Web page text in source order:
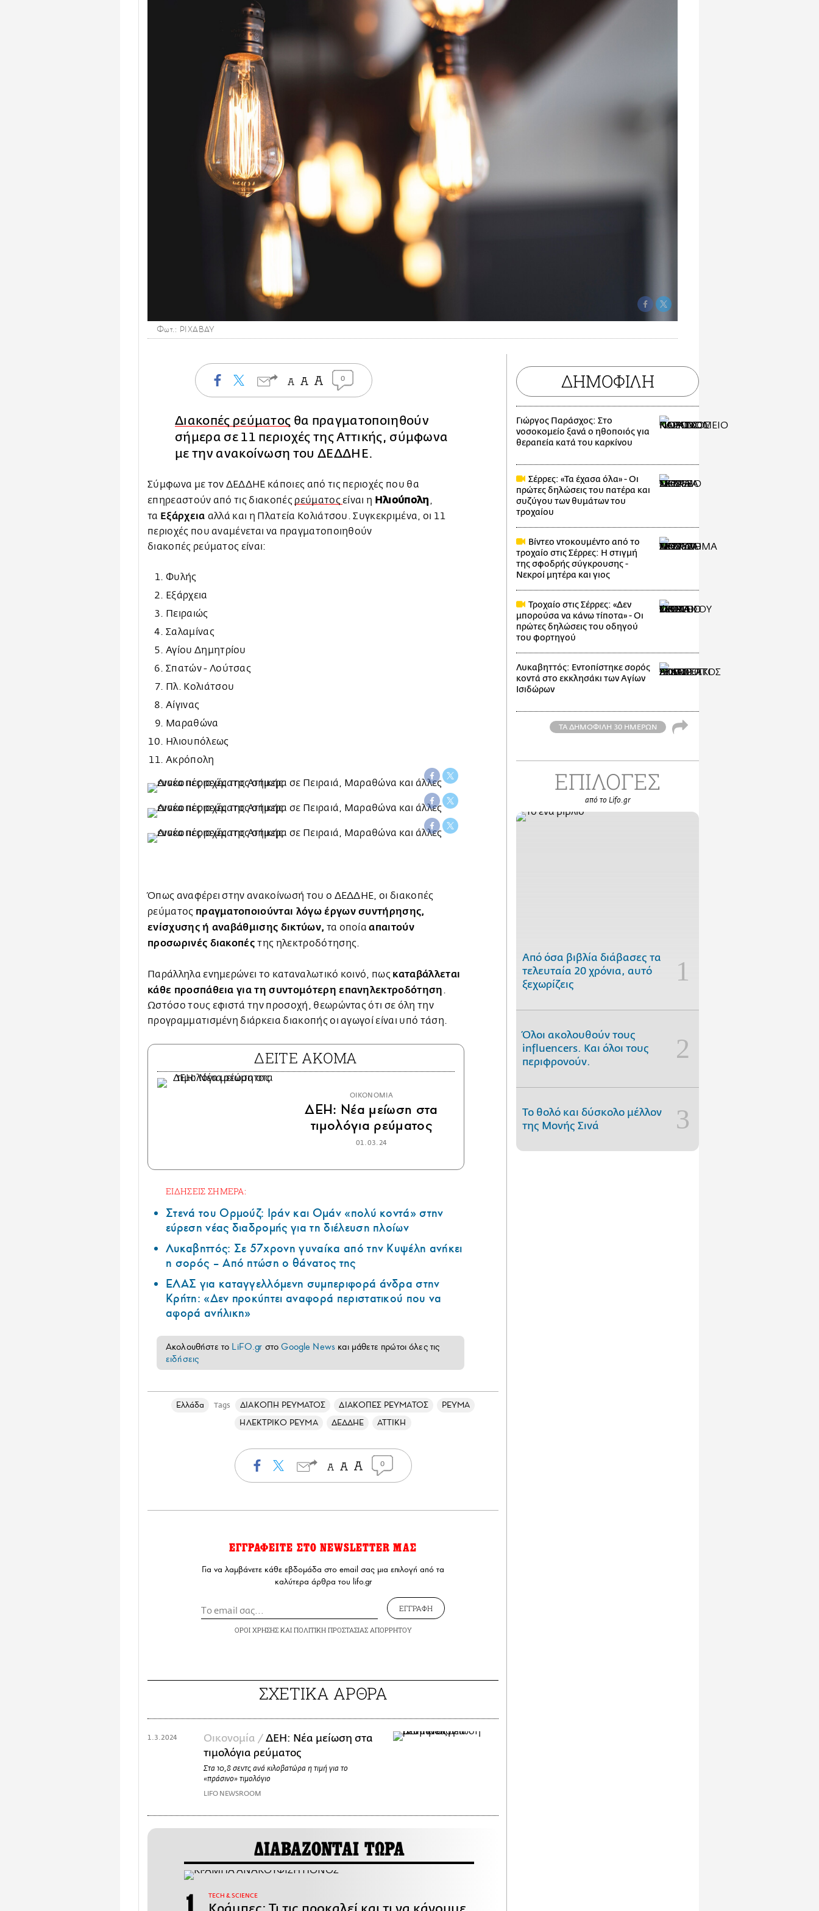
Φωτ.: PIXABAY
0
Διακοπές ρεύματος θα πραγματοποιηθούν
σήμερα σε 11 περιοχές της Αττικής, σύμφωνα
με την ανακοίνωση του ΔΕΔΔΗΕ.
Σύμφωνα με τον ΔΕΔΔΗΕ κάποιες από τις περιοχές που θα
επηρεαστούν από τις διακοπές ρεύματοςείναι η Ηλιούπολη,
τα Εξάρχεια αλλά και η Πλατεία Κολιάτσου. Συγκεκριμένα, οι 11
περιοχές που αναμένεται να πραγματοποιηθούν
διακοπές ρεύματος είναι:
Φυλής
Εξάρχεια
Πειραιώς
Σαλαμίνας
Αγίου Δημητρίου
Σπατών - Λούτσας
Πλ. Κολιάτσου
Αίγινας
Μαραθώνα
Ηλιουπόλεως
Ακρόπολη
Όπως αναφέρει στην ανακοίνωσή του ο ΔΕΔΔΗΕ, οι διακοπές
ρεύματος πραγματοποιούνται λόγω έργων συντήρησης,
ενίσχυσης ή αναβάθμισης δικτύων, τα οποίααπαιτούν
προσωρινές διακοπέςτης ηλεκτροδότησης.
Παράλληλα ενημερώνει το καταναλωτικό κοινό, πως καταβάλλεται
κάθε προσπάθεια για τη συντομότερη επανηλεκτροδότηση.
Ωστόσο τους εφιστά την προσοχή, θεωρώντας ότι σε όλη την
προγραμματισμένη διάρκεια διακοπής οι αγωγοί είναι υπό τάση.
ΔΕΙΤΕ ΑΚΟΜΑ
ΟΙΚΟΝΟΜΙΑ
ΔΕΗ: Νέα μείωση στα
τιμολόγια ρεύματος
01.03.24
ΕΙΔΗΣΕΙΣ ΣΗΜΕΡΑ:
Στενά του Ορμούζ: Ιράν και Ομάν «πολύ κοντά» στην
εύρεση νέας διαδρομής για τη διέλευση πλοίων
Λυκαβηττός: Σε 57χρονη γυναίκα από την Κυψέλη ανήκει
η σορός – Από πτώση ο θάνατος της
ΕΛΑΣ για καταγγελλόμενη συμπεριφορά άνδρα στην
Κρήτη: «Δεν προκύπτει αναφορά περιστατικού που να
αφορά ανήλικη»
Ακολουθήστε το LiFO.gr στοGoogle News και μάθετε πρώτοι όλες τις
ειδήσεις
Ελλάδα Tags ΔΙΑΚΟΠΗ ΡΕΥΜΑΤΟΣ ΔΙΑΚΟΠΕΣ ΡΕΥΜΑΤΟΣ
ΡΕΥΜΑ
ΗΛΕΚΤΡΙΚΟ ΡΕΥΜΑ
ΔΕΔΔΗΕ ΑΤΤΙΚΗ
0
ΕΓΓΡΑΦΕΙΤΕ ΣΤΟ NEWSLETTER ΜΑΣ
Για να λαμβάνετε κάθε εβδομάδα στο email σας μια επιλογή από τα
καλύτερα άρθρα του lifo.gr
ΕΓΓΡΑΦΗ
ΟΡΟΙ ΧΡΗΣΗΣΚΑΙ ΠΟΛΙΤΙΚΗ ΠΡΟΣΤΑΣΙΑΣ ΑΠΟΡΡΗΤΟΥ
ΣΧΕΤΙΚΑ ΑΡΘΡΑ
Οικονομία /ΔΕΗ: Νέα μείωση στα
τιμολόγια ρεύματος
Στα 10,8 σεντς ανά κιλοβατώρα η τιμή για το
«πράσινο» τιμολόγιο
LIFO NEWSROOM
1.3.2024
ΔΙΑΒΑΖΟΝΤΑΙ ΤΩΡΑ
ΤECH & SCIENCE
ΔΗΜΟΦΙΛΗ
Γιώργος Παράσχος: Στο
νοσοκομείο ξανά ο ηθοποιός για
θεραπεία κατά του καρκίνου
Σέρρες: «Τα έχασα όλα» - Οι
πρώτες δηλώσεις του πατέρα και
συζύγου των θυμάτων του
τροχαίου
Βίντεο ντοκουμέντο από το
τροχαίο στις Σέρρες: Η στιγμή
της σφοδρής σύγκρουσης -
Νεκροί μητέρα και γιος
Τροχαίο στις Σέρρες: «Δεν
μπορούσα να κάνω τίποτα» - Οι
πρώτες δηλώσεις του οδηγού
του φορτηγού
Λυκαβηττός: Εντοπίστηκε σορός
κοντά στο εκκλησάκι των Αγίων
Ισιδώρων
ΤΑ ΔΗΜΟΦΙΛΗ 30 ΗΜΕΡΩΝ
ΕΠΙΛΟΓΕΣ
από το Lifo.gr
Από όσα βιβλία διάβασες τα
τελευταία 20 χρόνια, αυτό
ξεχωρίζεις
Όλοι ακολουθούν τους
influencers. Και όλοι τους
περιφρονούν.
Το θολό και δύσκολο μέλλον
της Μονής Σινά